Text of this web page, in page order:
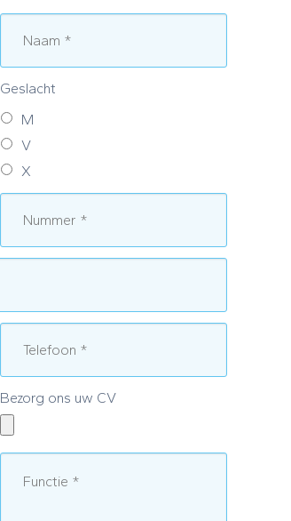
Geslacht
M
V
X
Bezorg ons uw CV